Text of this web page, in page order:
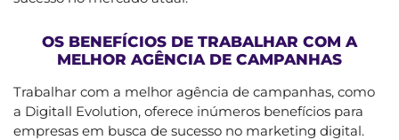
OS BENEFÍCIOS DE TRABALHAR COM A
MELHOR AGÊNCIA DE CAMPANHAS
Trabalhar com a melhor agência de campanhas, como
a Digitall Evolution, oferece inúmeros benefícios para
empresas em busca de sucesso no marketing digital.